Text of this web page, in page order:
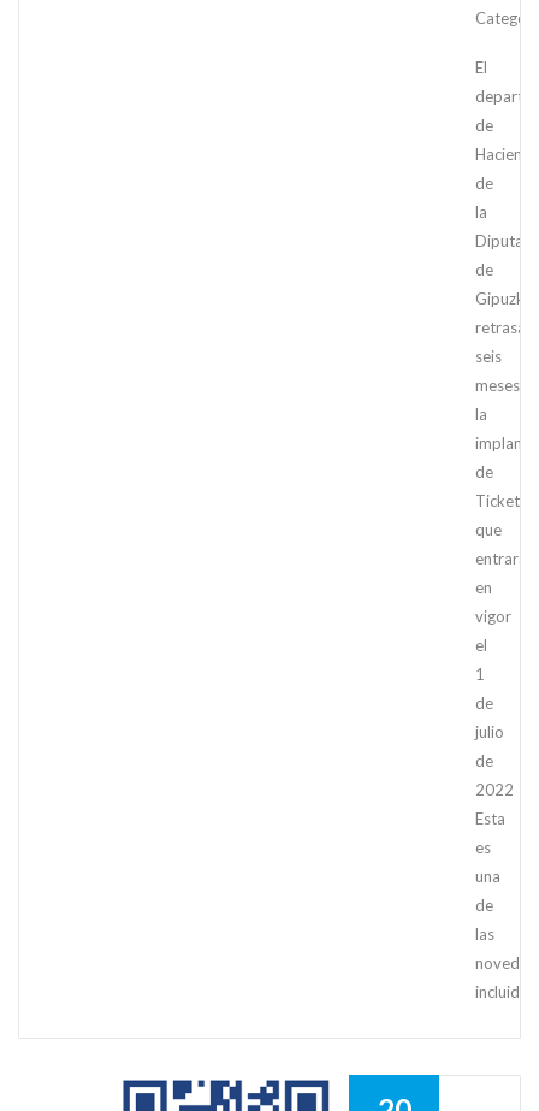
El
de
Hacienda
de
la
de
retrasa
seis
meses
la
de
que
entrará
en
vigor
el
1
de
julio
de
2022
Esta
es
una
de
las
novedad